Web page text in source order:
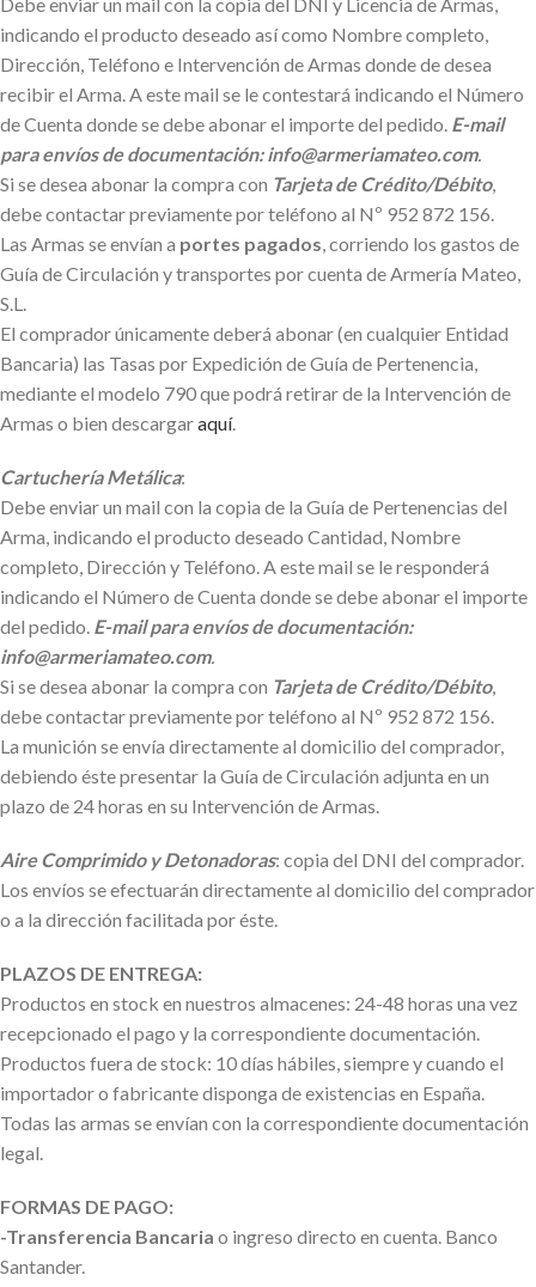
indicando el producto deseado así como Nombre completo,
Dirección, Teléfono e Intervención de Armas donde de desea
recibir el Arma. A este mail se le contestará indicando el Número
de Cuenta donde se debe abonar el importe del pedido. E-mail
para envíos de documentación: info@armeriamateo.com.
Si se desea abonar la compra con Tarjeta de Crédito/Débito,
debe contactar previamente por teléfono al Nº 952 872 156.
Las Armas se envían a portes pagados, corriendo los gastos de
Guía de Circulación y transportes por cuenta de Armería Mateo,
S.L.
El comprador únicamente deberá abonar (en cualquier Entidad
Bancaria) las Tasas por Expedición de Guía de Pertenencia,
mediante el modelo 790 que podrá retirar de la Intervención de
Armas o bien descargaraquí.
Cartuchería Metálica:
Debe enviar un mail con la copia de la Guía de Pertenencias del
Arma, indicando el producto deseado Cantidad, Nombre
completo, Dirección y Teléfono. A este mail se le responderá
indicando el Número de Cuenta donde se debe abonar el importe
del pedido. E-mail para envíos de documentación:
info@armeriamateo.com.
Si se desea abonar la compra con Tarjeta de Crédito/Débito,
debe contactar previamente por teléfono al Nº 952 872 156.
La munición se envía directamente al domicilio del comprador,
debiendo éste presentar la Guía de Circulación adjunta en un
plazo de 24 horas en su Intervención de Armas.
Aire Comprimido y Detonadoras: copia del DNI del comprador.
Los envíos se efectuarán directamente al domicilio del comprador
o a la dirección facilitada por éste.
PLAZOS DE ENTREGA:
Productos en stock en nuestros almacenes: 24-48 horas una vez
recepcionado el pago y la correspondiente documentación.
Productos fuera de stock: 10 días hábiles, siempre y cuando el
importador o fabricante disponga de existencias en España.
Todas las armas se envían con la correspondiente documentación
legal.
FORMAS DE PAGO:
-Transferencia Bancaria o ingreso directo en cuenta. Banco
Santander.